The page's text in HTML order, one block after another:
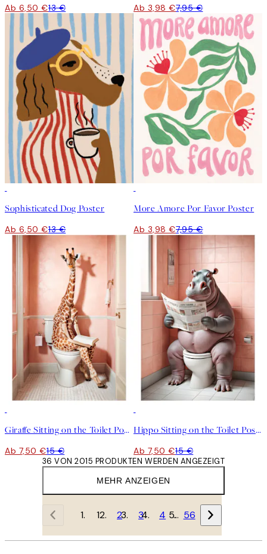
Ab 6,50 €13 € Ab 3,98 €7,95 €
Sophisticated Dog Poster
Ab 6,50 €13 €
More Amore Por Favor Poster
Ab 3,98 €7,95 €
Giraffe Sitting on the Toilet Poster
Ab 7,50 €15 €
Hippo Sitting on the Toilet Poster
Ab 7,50 €15 €
MEHR ANZEIGEN
36 VON 2015 PRODUKTEN WERDEN ANGEZEIGT
1 2 3 4 … 56